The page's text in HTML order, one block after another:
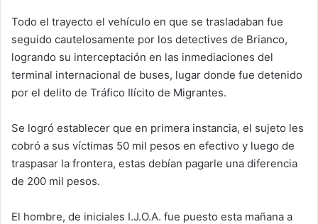
Todo el trayecto el vehículo en que se trasladaban fue
seguido cautelosamente por los detectives de Brianco,
logrando su interceptación en las inmediaciones del
terminal internacional de buses, lugar donde fue detenido
por el delito de Tráfico Ilícito de Migrantes.
Se logró establecer que en primera instancia, el sujeto les
cobró a sus víctimas 50 mil pesos en efectivo y luego de
traspasar la frontera, estas debían pagarle una diferencia
de 200 mil pesos.
El hombre, de iniciales I.J.O.A. fue puesto esta mañana a